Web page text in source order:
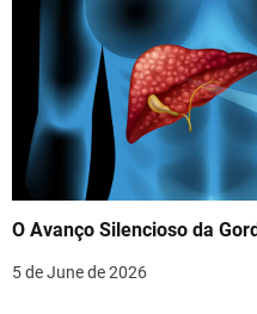
O Avanço Silencioso da
5 de June de 2026